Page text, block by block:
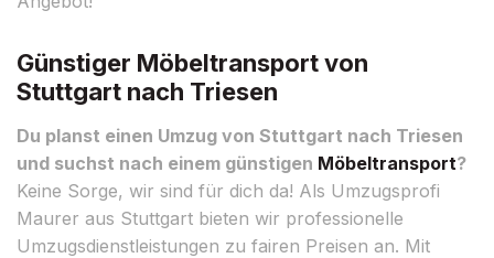
Günstiger Möbeltransport von
Stuttgart nach Triesen
Du planst einen Umzug von Stuttgart nach Triesen
und suchst nach einem günstigen Möbeltransport?
Keine Sorge, wir sind für dich da! Als Umzugsprofi
Maurer aus Stuttgart bieten wir professionelle
Umzugsdienstleistungen zu fairen Preisen an. Mit